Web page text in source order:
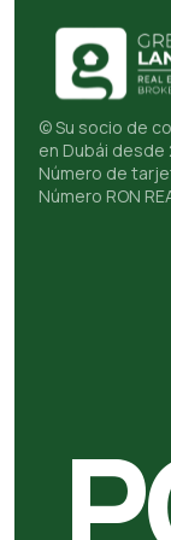
© Su socio de
en Dubái desde
Número de
Número RON